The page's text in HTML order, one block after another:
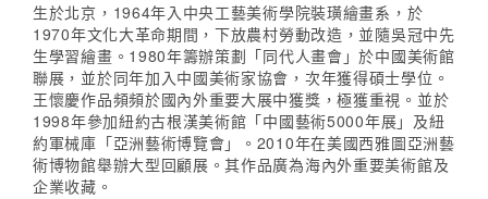
生於北京，1964年入中央工藝美術學院裝璜繪畫系，於
1970年文化大革命期間，下放農村勞動改造，並隨吳冠中先
生學習繪畫。1980年籌辦策劃「同代人畫會」於中國美術館
聯展，並於同年加入中國美術家協會，次年獲得碩士學位。
王懷慶作品頻頻於國內外重要大展中獲獎，極獲重視。並於
1998年參加紐約古根漢美術館「中國藝術5000年展」及紐
約軍械庫「亞洲藝術博覽會」。2010年在美國西雅圖亞洲藝
術博物館舉辦大型回顧展。其作品廣為海內外重要美術館及
企業收藏。